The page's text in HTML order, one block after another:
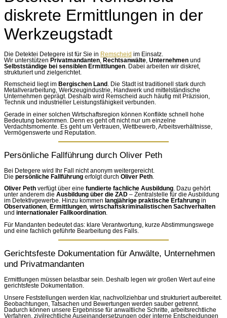
diskrete Ermittlungen in der
Werkzeugstadt
Die Detektei Detegere ist für Sie in Remscheid im Einsatz.
Wir unterstützen Privatmandanten Rechtsanwälte Unternehmen und
Selbstständige bei sensiblen Ermittlungen . Dabei arbeiten wir diskret,
strukturiert und zielgerichtet.
Remscheid liegt im Bergischen Land
. Die Stadt ist traditionell stark durch
Metallverarbeitung, Werkzeugindustrie, Handwerk und mittelständische
Unternehmen geprägt. Deshalb wird Remscheid auch häufig mit Präzision,
Technik und industrieller Leistungsfähigkeit verbunden.
Gerade in einer solchen Wirtschaftsregion können Konflikte schnell hohe
Bedeutung bekommen. Denn es geht oft nicht nur um einzelne
Verdachtsmomente. Es geht um Vertrauen, Wettbewerb, Arbeitsverhältnisse,
Vermögenswerte und Reputation.
Persönliche Fallführung durch Oliver Peth
Bei Detegere wird Ihr Fall nicht anonym weitergereicht.
Die persönliche Fallführung erfolgt durch Oliver Peth
Oliver Peth verfügt über eine fundierte fachliche Ausbildung. Dazu gehört
unter anderem die Ausbildung über die ZAD – Zentralstelle für die Ausbildung
im Detektivgewerbe. Hinzu kommen langjährige praktische Erfahrung in
Observationen, Ermittlungen, wirtschaftskriminalistischen Sachverhalten
und internationaler Fallkoordination.
Für Mandanten bedeutet das: klare Verantwortung, kurze Abstimmungswege
und eine fachlich geführte Bearbeitung des Falls.
Gerichtsfeste Dokumentation für Anwälte, Unternehmen
und Privatmandanten
Ermittlungen müssen belastbar sein. Deshalb legen wir großen Wert auf eine
gerichtsfeste Dokumentation.
Unsere Feststellungen werden klar, nachvollziehbar und strukturiert aufbereitet.
Beobachtungen, Tatsachen und Bewertungen werden sauber getrennt.
Dadurch können unsere Ergebnisse für anwaltliche Schritte, arbeitsrechtliche
Verfahren, zivilrechtliche Auseinandersetzungen oder interne Entscheidungen